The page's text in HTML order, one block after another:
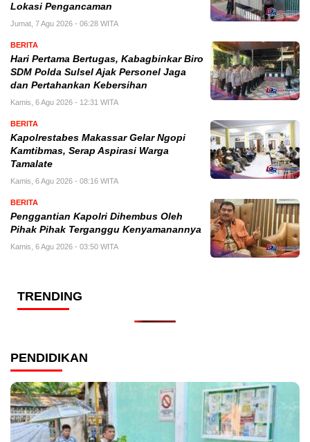
Lokasi Pengancaman
Jumat, 7 Agu 2026 - 06:28 WITA
BERITA
Hari Pertama Bertugas, Kabagbinkar Biro
SDM Polda Sulsel Ajak Personel Jaga
dan Pertahankan Kebersihan
Kamis, 6 Agu 2026 - 12:31 WITA
BERITA
Kapolrestabes Makassar Gelar Ngopi
Kamtibmas, Serap Aspirasi Warga
Tamalate
Kamis, 6 Agu 2026 - 08:16 WITA
BERITA
Penggantian Kapolri Dihembus Oleh
Pihak Pihak Terganggu Kenyamanannya
Kamis, 6 Agu 2026 - 03:50 WITA
TRENDING
PENDIDIKAN